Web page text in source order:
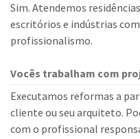
Sim. Atendemos
escritórios e indústrias
profissionalismo.
Vocês trabalham com
Executamos reformas a
cliente ou seu arquiteto.
com o profissional